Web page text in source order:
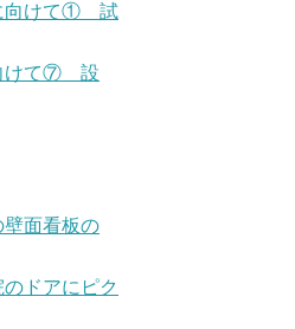
向けて① 試
けて⑦ 設
面看板の
ドアにピク